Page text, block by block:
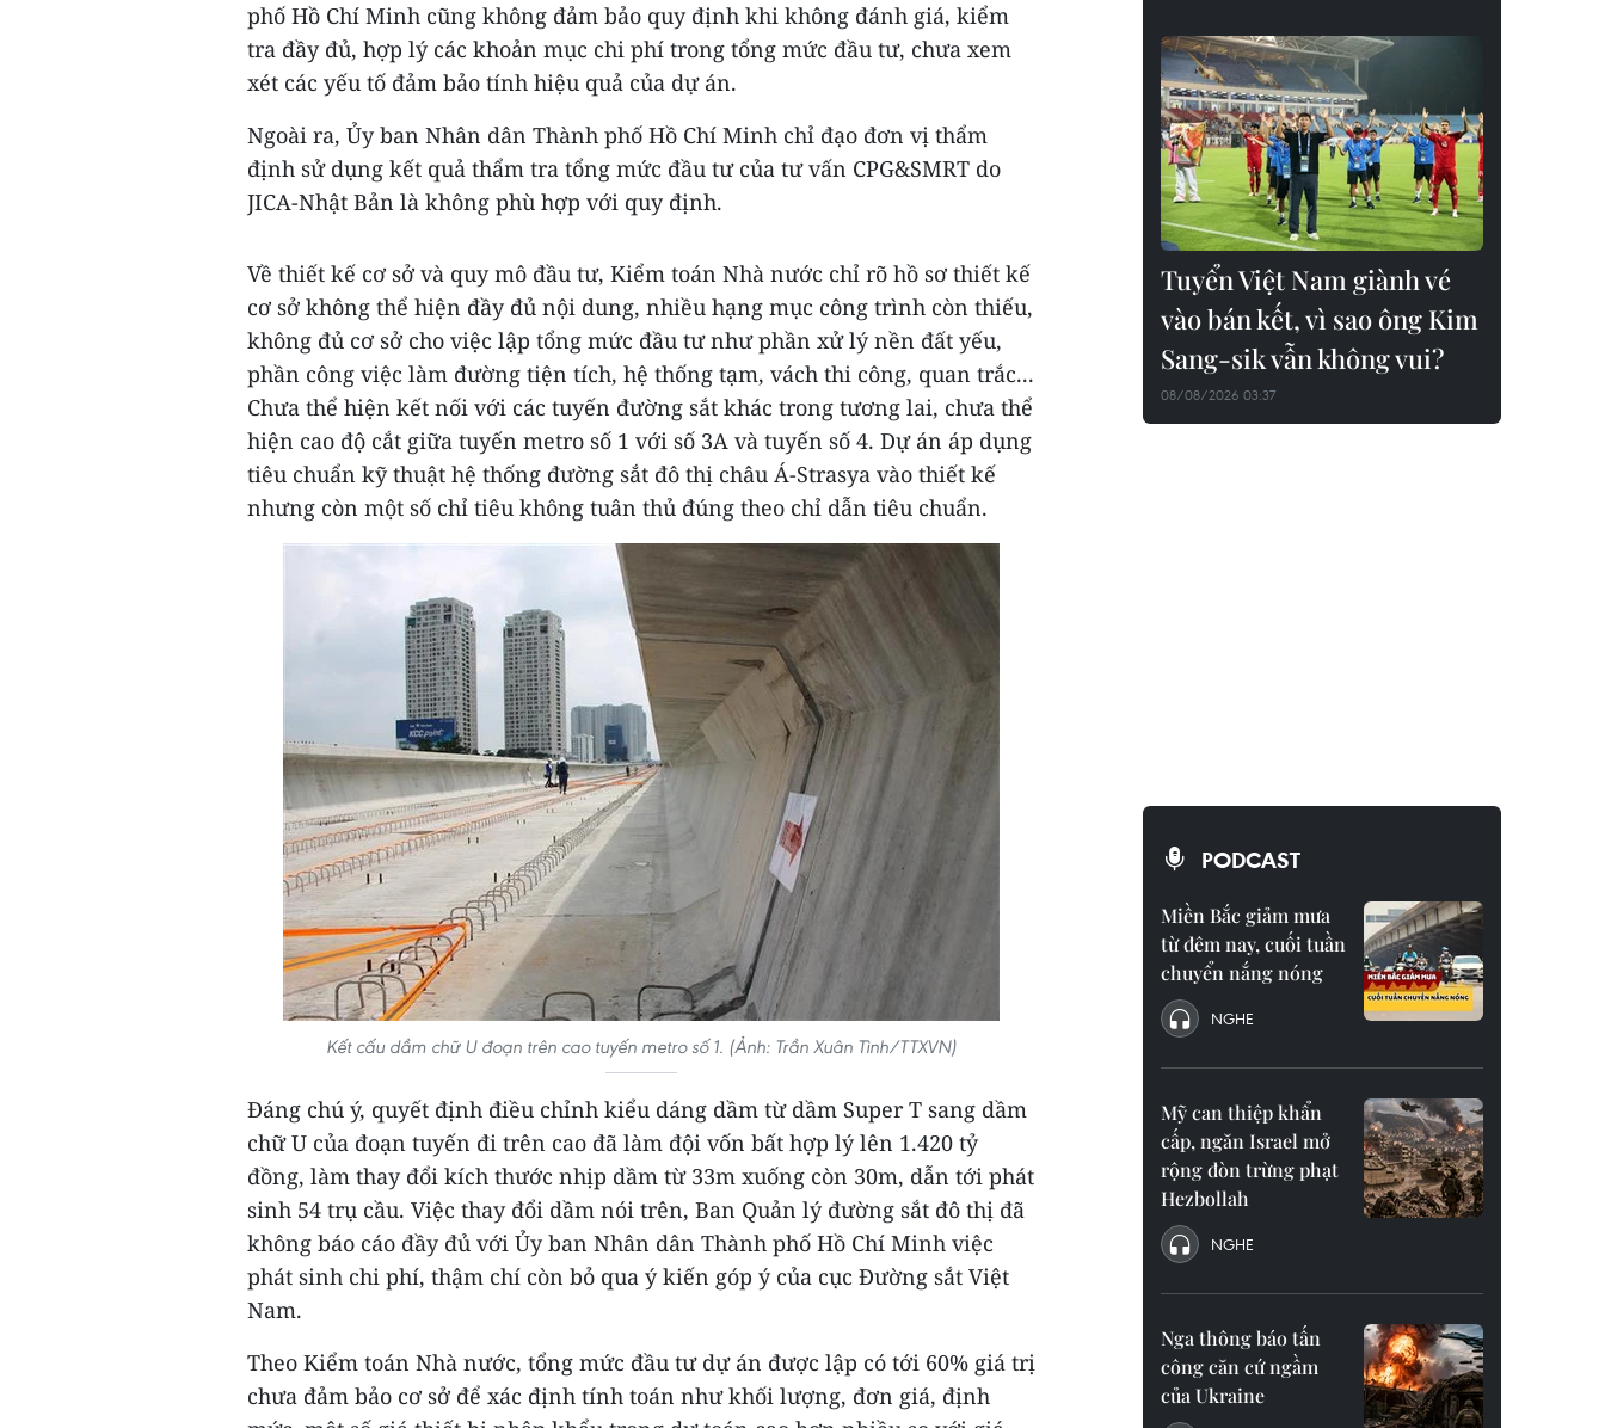
phố Hồ Chí Minh cũng không đảm bảo quy định khi không đánh giá, kiểm
tra đầy đủ, hợp lý các khoản mục chi phí trong tổng mức đầu tư, chưa xem
xét các yếu tố đảm bảo tính hiệu quả của dự án.
Ngoài ra, Ủy ban Nhân dân Thành phố Hồ Chí Minh chỉ đạo đơn vị thẩm
định sử dụng kết quả thẩm tra tổng mức đầu tư của tư vấn CPG&SMRT do
JICA-Nhật Bản là không phù hợp với quy định.
Về thiết kế cơ sở và quy mô đầu tư, Kiểm toán Nhà nước chỉ rõ hồ sơ thiết kế
cơ sở không thể hiện đầy đủ nội dung, nhiều hạng mục công trình còn thiếu,
không đủ cơ sở cho việc lập tổng mức đầu tư như phần xử lý nền đất yếu,
phần công việc làm đường tiện tích, hệ thống tạm, vách thi công, quan trắc...
Chưa thể hiện kết nối với các tuyến đường sắt khác trong tương lai, chưa thể
hiện cao độ cắt giữa tuyến metro số 1 với số 3A và tuyến số 4. Dự án áp dụng
tiêu chuẩn kỹ thuật hệ thống đường sắt đô thị châu Á-Strasya vào thiết kế
nhưng còn một số chỉ tiêu không tuân thủ đúng theo chỉ dẫn tiêu chuẩn.
Kết cấu dầm chữ U đoạn trên cao tuyến metro số 1. (Ảnh: Trần Xuân Tình/TTXVN)
Đáng chú ý, quyết định điều chỉnh kiểu dáng dầm từ dầm Super T sang dầm
chữ U của đoạn tuyến đi trên cao đã làm đội vốn bất hợp lý lên 1.420 tỷ
đồng, làm thay đổi kích thước nhịp dầm từ 33m xuống còn 30m, dẫn tới phát
sinh 54 trụ cầu. Việc thay đổi dầm nói trên, Ban Quản lý đường sắt đô thị đã
không báo cáo đầy đủ với Ủy ban Nhân dân Thành phố Hồ Chí Minh việc
phát sinh chi phí, thậm chí còn bỏ qua ý kiến góp ý của cục Đường sắt Việt
Nam.
Theo Kiểm toán Nhà nước, tổng mức đầu tư dự án được lập có tới 60% giá trị
chưa đảm bảo cơ sở để xác định tính toán như khối lượng, đơn giá, định
Tuyển Việt Nam giành vé
vào bán kết, vì sao ông Kim
Sang-sik vẫn không vui?
08/08/2026 03:37
PODCAST
Miền Bắc giảm mưa
từ đêm nay, cuối tuần
chuyển nắng nóng
NGHE
Mỹ can thiệp khẩn
cấp, ngăn Israel mở
rộng đòn trừng phạt
Hezbollah
NGHE
Nga thông báo tấn
công căn cứ ngầm
của Ukraine